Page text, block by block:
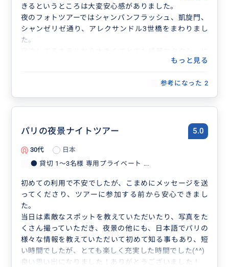
きるというところは大変安心感がありました。
夜のフォトツアーではシャンパンフラッシュ、凱旋門、
シャンゼリゼ通り、アレクサンドル3世橋をまわりまし
た。
乗り、親切なドライバーさんに運転していただきまし
シャンゼリゼ通りはクリスマスが近かったこともあり、
たくさんの綺麗なフォトスポットで写真を撮っていただ
きました。
2人にカメラを向けて下さり、本当にたくさんの写真と
綺麗なフォトスポットの場所にもとても詳しく2人だけ
ではこんなに素敵な写真をたくさん撮ることができなか
時間の許す限り、ここもここも撮りましょう！言ってく
ださり、私達のことを自分のことのように考えて、1枚
でも多くの写真を残してあげたいと思って下さっている
のがよく伝わって来ました。
また移動中も車から見える観光地について説明いただい
たり、写真以外の部分でもとても楽しめました。
日本に帰ってからも2人での写真を見返してお願いして
もっと見る
参考になった 2
パリの夜景ナイトツアー 5.0
30代
日本
● 貸切 1〜3名様 専用プライベート ...
初めての利用で不安でしたが、こまめにメッセージを送
ってくださり、ツアーに参加する前から安心できまし
た。
当日は素敵なスポットを教えていただいたり、写真をた
くさん撮っていただき、夜景の他にも、日本語でパリの
様々な情報を教えていただいて初めて知る事もあり、短
い時間でしたが、とても楽しく充実した時間でした(^^)
良い思い出になりました！ありがとうございました！